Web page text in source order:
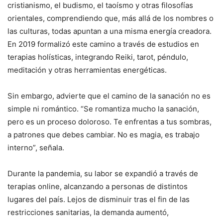
cristianismo, el budismo, el taoísmo y otras filosofías
orientales, comprendiendo que, más allá de los nombres o
las culturas, todas apuntan a una misma energía creadora.
En 2019 formalizó este camino a través de estudios en
terapias holísticas, integrando Reiki, tarot, péndulo,
meditación y otras herramientas energéticas.
Sin embargo, advierte que el camino de la sanación no es
simple ni romántico. “Se romantiza mucho la sanación,
pero es un proceso doloroso. Te enfrentas a tus sombras,
a patrones que debes cambiar. No es magia, es trabajo
interno”, señala.
Durante la pandemia, su labor se expandió a través de
terapias online, alcanzando a personas de distintos
lugares del país. Lejos de disminuir tras el fin de las
restricciones sanitarias, la demanda aumentó,